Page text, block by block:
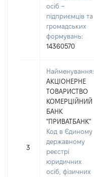
осіб –
підприємців та
громадських
формувань:
14360570
3
Найменування:
АКЦІОНЕРНЕ
ТОВАРИСТВО
КОМЕРЦІЙНИЙ
БАНК
"ПРИВАТБАНК"
Код в Єдиному
державному
реєстрі
юридичних
осіб, фізичних